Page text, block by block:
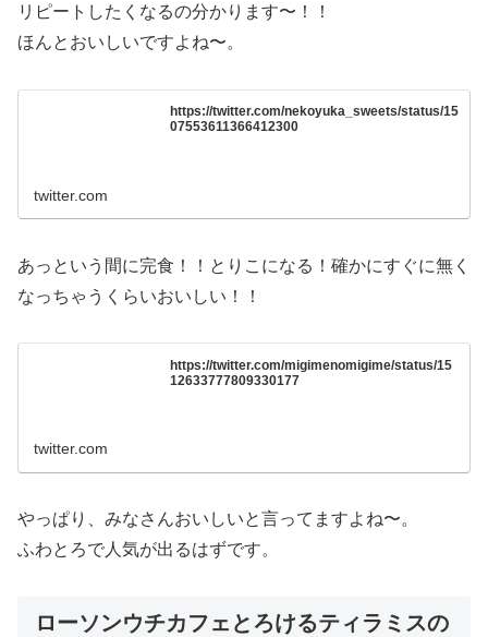
リピートしたくなるの分かります〜！！
ほんとおいしいですよね〜。
https://twitter.com/nekoyuka_sweets/status/15
07553611366412300
twitter.com
あっという間に完食！！とりこになる！確かにすぐに無く
なっちゃうくらいおいしい！！
https://twitter.com/migimenomigime/status/15
12633777809330177
twitter.com
やっぱり、みなさんおいしいと言ってますよね〜。
ふわとろで人気が出るはずです。
ローソンウチカフェとろけるティラミスの